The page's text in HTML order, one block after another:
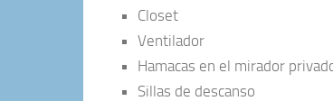
Closet
Ventilador
Hamacas en el mirador
Sillas de descanso